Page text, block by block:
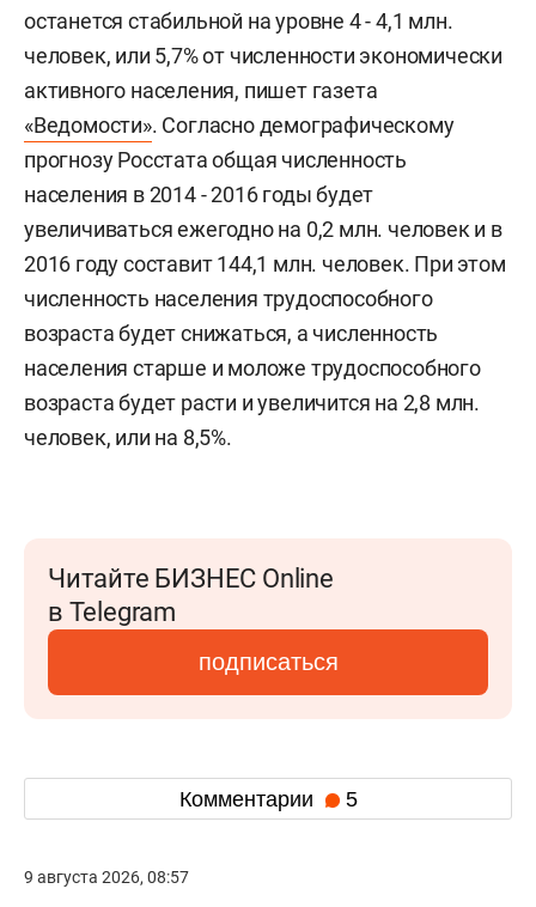
останется стабильной на уровне 4 - 4,1 млн.
человек, или 5,7% от численности экономически
активного населения, пишет газета
«Ведомости». Согласно демографическому
прогнозу Росстата общая численность
населения в 2014 - 2016 годы будет
увеличиваться ежегодно на 0,2 млн. человек и в
2016 году составит 144,1 млн. человек. При этом
численность населения трудоспособного
возраста будет снижаться, а численность
населения старше и моложе трудоспособного
возраста будет расти и увеличится на 2,8 млн.
человек, или на 8,5%.
Читайте БИЗНЕС Online
в Telegram
подписаться
Комментарии 5
9 августа 2026, 08:57